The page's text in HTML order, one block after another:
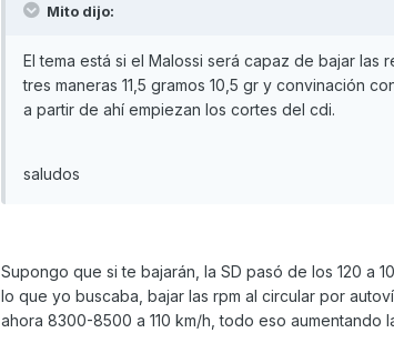
Mito dijo:
El tema está si el Malossi será capaz de bajar
tres maneras 11,5 gramos 10,5 gr y convinación
a partir de ahí empiezan los cortes del cdi.
saludos
Supongo que si te bajarán, la SD pasó de los 120 a
lo que yo buscaba, bajar las rpm al circular por
ahora 8300-8500 a 110 km/h, todo eso